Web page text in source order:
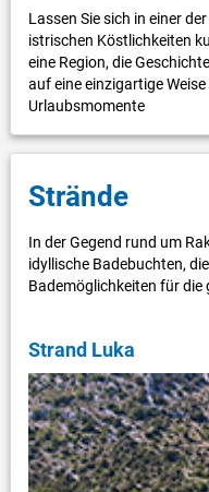
Lassen Sie sich in einer
istrischen Köstlichkeiten
eine Region, die
auf eine einzigartige
Urlaubsmomente
Strände
In der Gegend rund um
idyllische Badebuchten,
Bademöglichkeiten für die
Strand Luka